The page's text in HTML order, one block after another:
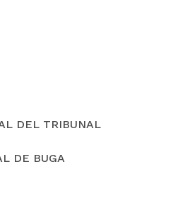
DEL TRIBUNAL
DE BUGA